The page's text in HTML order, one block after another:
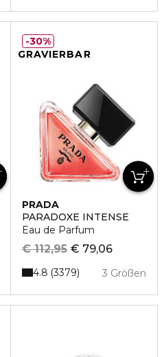
GRAVIERBAR
PRADA
PARADOXE INTENSE
Eau de Parfum
€ 79,06
€ 112,95
3 Größen
4.8 3379
30%